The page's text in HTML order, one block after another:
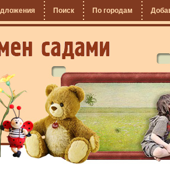
Поиск По городам